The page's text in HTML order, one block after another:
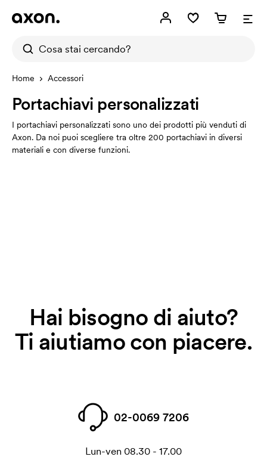
Home Accessori
Portachiavi personalizzati
I portachiavi personalizzati sono uno dei prodotti più venduti di
Axon. Da noi puoi scegliere tra oltre 200 portachiavi in diversi
materiali e con diverse funzioni.
Hai bisogno di aiuto?
Ti aiutiamo con piacere.
02-0069 7206
Lun-ven 08.30 - 17.00